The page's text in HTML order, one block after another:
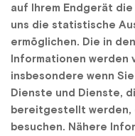
auf Ihrem Endgerät
uns die statistische
ermöglichen. Die in
Informationen werden
insbesondere wenn
Dienste und Dienste,
bereitgestellt werden,
besuchen. Nähere